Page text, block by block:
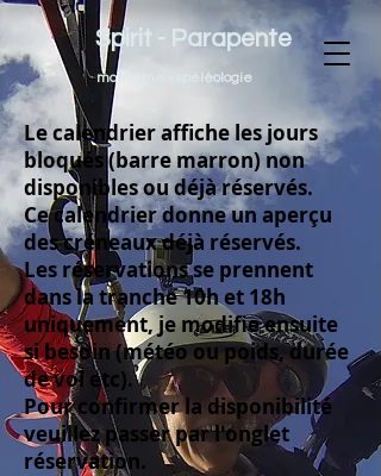
montagne - spéléologie
Spirit - Parapente
Le calendrier affiche les jours
bloqués (barre marron) non
disponibles ou déjà réservés.
Ce calendrier donne un aperçu
des créneaux déjà réservés.
Les réservations se prennent
dans la tranche 10h et 18h
uniquement, je modifie ensuite
si besoin (météo ou poids, durée
de vol etc).
Pour confirmer la disponibilité
veuillez passer par l'onglet
réservation.